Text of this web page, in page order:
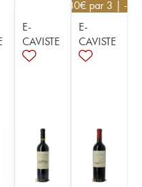
E-
CAVISTE
82,80€ par 3 | -
E-
CAVISTE